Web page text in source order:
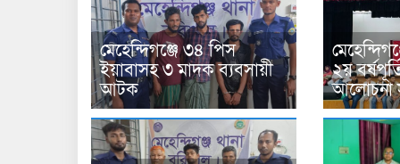
মেহেন্দিগঞ্জে ৩৪ পিস
ইয়াবাসহ ৩ মাদক ব্যবসায়ী
আটক
২য়
আলোচনা